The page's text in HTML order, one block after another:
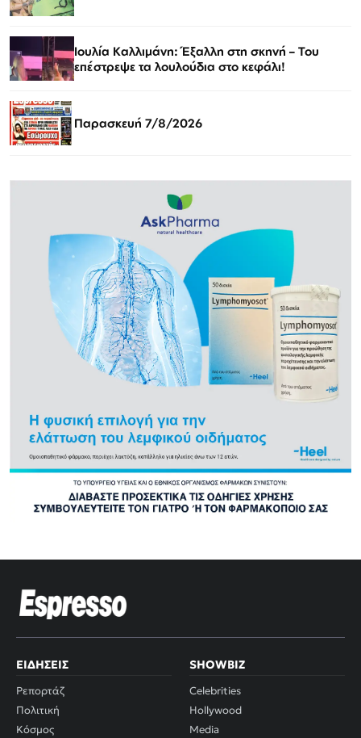
Ιουλία Καλλιμάνη: Έξαλλη στη σκηνή – Του
επέστρεψε τα λουλούδια στο κεφάλι!
Παρασκευή 7/8/2026
ΕΙΔΉΣΕΙΣ
Ρεπορτάζ
Πολιτική
Κόσμος
SHOWBIZ
Celebrities
Hollywood
Media